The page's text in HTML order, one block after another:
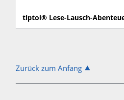
tiptoi® Lese-Lausch-
Zurück zum Anfang